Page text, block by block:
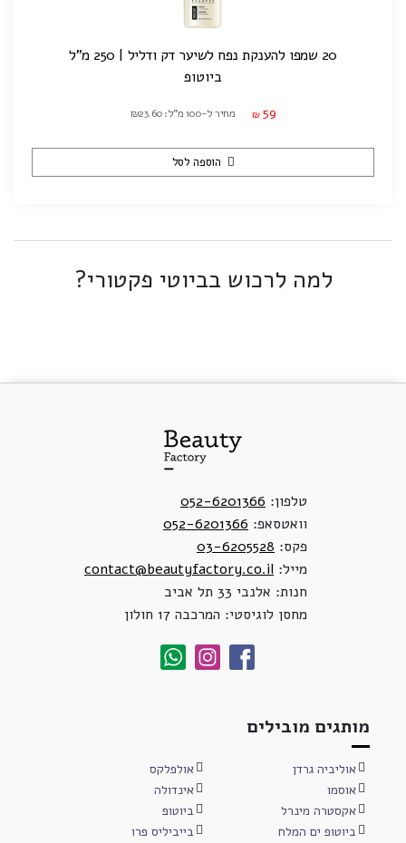
20 שמפו להענקת נפח לשיער דק ודליל | 250 מ"ל
ביוטופ
₪ 59 מחיר ל-100 מ"ל: ₪23.60
הוספה לסל
למה לרכוש בביוטי פקטורי?
טלפון: 052-6201366
וואטסאפ: 052-6201366
פקס: 03-6205528
מייל: contact@beautyfactory.co.il
חנות: אלנבי 33 תל אביב
מחסן לוגיסטי: המרכבה 17 חולון
מותגים מובילים
אוליביה גרדן
אולפלקס
אוסמו
אינדולה
אקסטרה מינרל
ביוטופ
ביוטופ ים המלח
בייביליס פרו